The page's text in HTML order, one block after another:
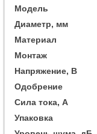
Модель
Диаметр, мм
Материал
Монтаж
Напряжение, В
Одобрение
Сила тока, А
Упаковка